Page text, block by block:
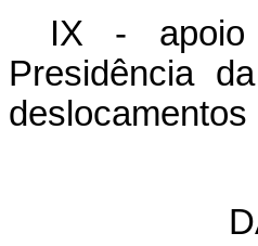
IX - apoio
Presidência